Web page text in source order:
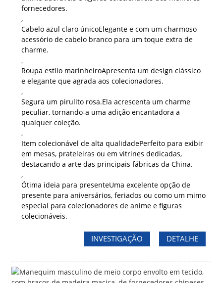
fornecedores.
,
Cabelo azul claro únicoElegante e com um charmoso
acessório de cabelo branco para um toque extra de
charme.
,
Roupa estilo marinheiroApresenta um design clássico
e elegante que agrada aos colecionadores.
,
Segura um pirulito rosa.Ela acrescenta um charme
peculiar, tornando-a uma adição encantadora a
qualquer coleção.
,
Item colecionável de alta qualidadePerfeito para exibir
em mesas, prateleiras ou em vitrines dedicadas,
destacando a arte das principais fábricas da China.
,
Ótima ideia para presenteUma excelente opção de
presente para aniversários, feriados ou como um mimo
especial para colecionadores de anime e figuras
colecionáveis.
INVESTIGAÇÃO DETALHE